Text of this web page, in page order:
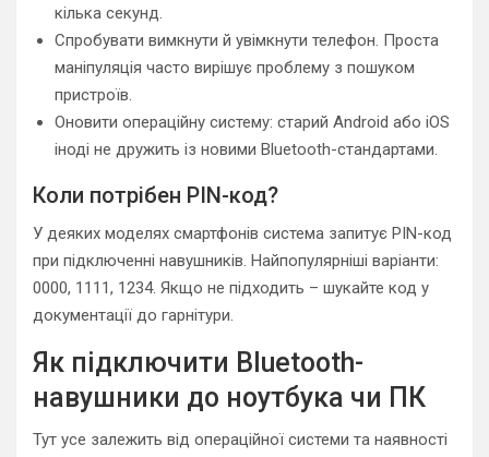
кілька секунд.
Спробувати вимкнути й увімкнути телефон. Проста
маніпуляція часто вирішує проблему з пошуком
пристроїв.
Оновити операційну систему: старий Android або iOS
іноді не дружить із новими Bluetooth-стандартами.
Коли потрібен PIN-код?
У деяких моделях смартфонів система запитує PIN-код
при підключенні навушників. Найпопулярніші варіанти:
0000, 1111, 1234. Якщо не підходить – шукайте код у
документації до гарнітури.
Як підключити Bluetooth-
навушники до ноутбука чи ПК
Тут усе залежить від операційної системи та наявності